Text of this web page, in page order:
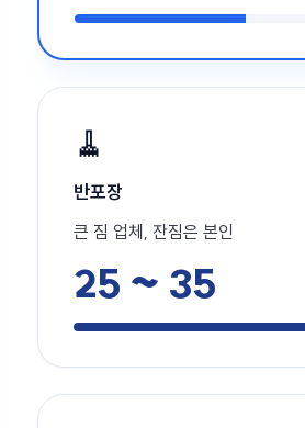
🧹
반포장
큰 짐 업체, 잔짐은 본인
25 ~ 35